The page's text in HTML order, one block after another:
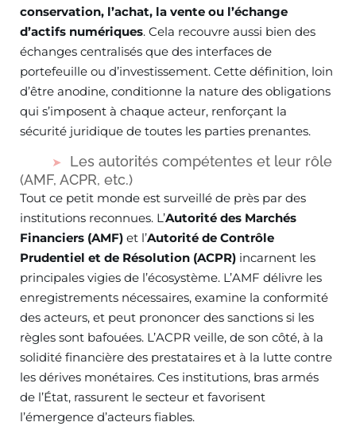
conservation, l’achat, la vente ou l’échange
d’actifs numériques. Cela recouvre aussi bien des
échanges centralisés que des interfaces de
portefeuille ou d’investissement. Cette définition, loin
d’être anodine, conditionne la nature des obligations
qui s’imposent à chaque acteur, renforçant la
sécurité juridique de toutes les parties prenantes.
Les autorités compétentes et leur rôle
(AMF, ACPR, etc.)
Tout ce petit monde est surveillé de près par des
institutions reconnues. L’Autorité des Marchés
Financiers (AMF) et l’Autorité de Contrôle
Prudentiel et de Résolution (ACPR) incarnent les
principales vigies de l’écosystème. L’AMF délivre les
enregistrements nécessaires, examine la conformité
des acteurs, et peut prononcer des sanctions si les
règles sont bafouées. L’ACPR veille, de son côté, à la
solidité financière des prestataires et à la lutte contre
les dérives monétaires. Ces institutions, bras armés
de l’État, rassurent le secteur et favorisent
l’émergence d’acteurs fiables.